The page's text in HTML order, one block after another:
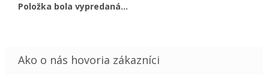
Položka bola vypredaná…